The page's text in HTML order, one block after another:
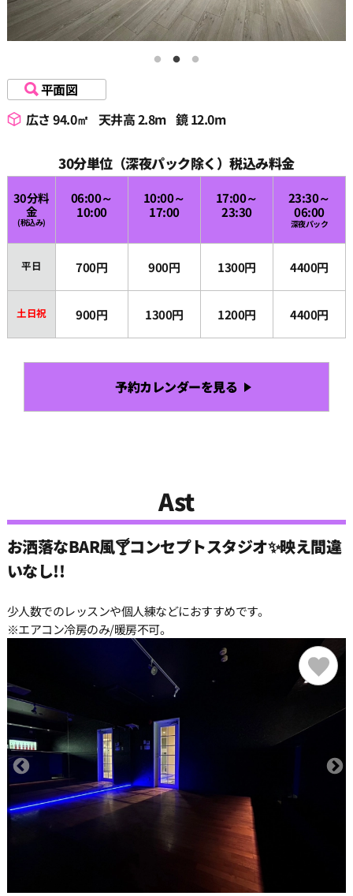
17:00
17:30
18:00
18:30
19:00
19:30
22:00
22:30
23:00
平面図
広さ 94.0㎡ 天井高 2.8m 鏡 12.0m
30分単位（深夜パック除く）税込み料金
30分料
金
(税込み)
06:00～
10:00
10:00～
17:00
17:00～
23:30
23:30～
06:00
深夜パック
平日 700円 900円 1300円 4400円
土日祝 900円 1300円 1200円 4400円
予約カレンダーを見る
Ast
お洒落なBAR風🍸コンセプトスタジオ✨映え間違
いなし!!
少人数でのレッスンや個人練などにおすすめです。
※エアコン冷房のみ/暖房不可。